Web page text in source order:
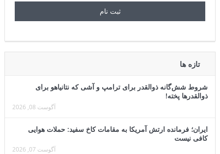
تازه ها
شروط شش‌گانه ذوالقدر برای ترامپ و آشی که نتانیاهو برای
ذوالقدرها پخته!
آگوست 08, 2026
ایران؛ فرمانده ارتش آمریکا به مقامات کاخ سفید: حملات هوایی
کافی نیست
آگوست 07, 2026